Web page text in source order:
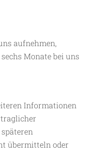
aufnehmen,
Monate bei uns
Informationen
übermitteln oder